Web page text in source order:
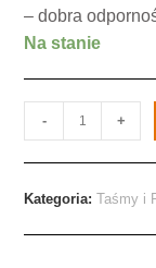
– dobra
Na stanie
- +
Kategoria:Taśmy i